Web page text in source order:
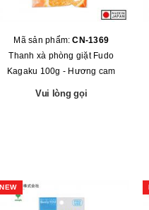
Mã sản phẩm:CN-1369
Thanh xà phòng giặt Fudo
Kagaku 100g - Hương cam
Vui lòng gọi
NEW